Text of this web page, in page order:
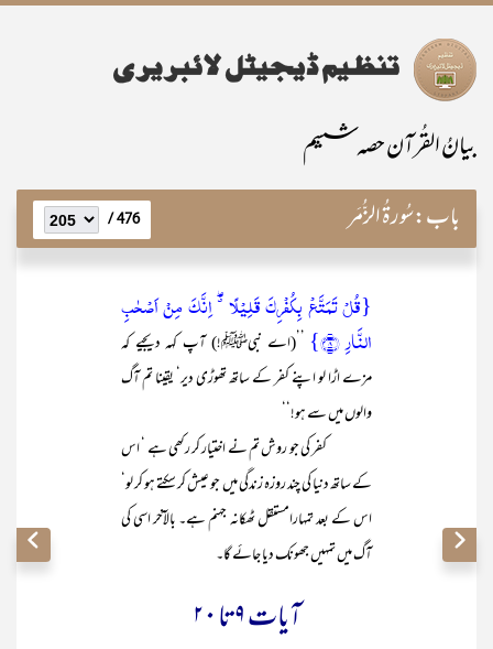
بیانُ القُرآن حصہ ششم
باب:سُورۃُ الزُّمَر 476 /
{قُلۡ تَمَتَّعۡ بِکُفۡرِکَ قَلِیۡلًا ٭ۖ اِنَّکَ مِنۡ اَصۡحٰبِ
النَّارِ ﴿۸﴾}
’’(اے نبیﷺ!) آپ کہہ دیجیے کہ
مزے اڑا لو اپنے کفر کے ساتھ تھوڑی دیر‘ یقینا تم آگ
والوں میں سے ہو!‘‘
کفر کی جو روش تم نے اختیار کر رکھی ہے ‘ اس
کے ساتھ دنیا کی چند روزہ زندگی میں جو عیش کر سکتے ہو کر لو‘
اس کے بعد تمہارامستقل ٹھکانہ جہنم ہے۔ بالآخر اسی کی
آگ میں تمہیں جھونک دیا جائے گا۔
آیات ۹تا ۲۰